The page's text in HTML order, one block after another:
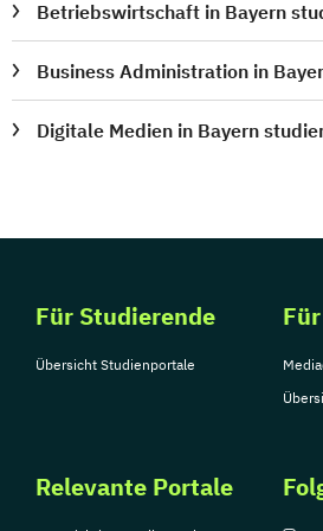
Betriebswirtschaft in Bayern
Business Administration in
Digitale Medien in Bayern
Für Studierende
Übersicht Studienportale
Relevante Portale